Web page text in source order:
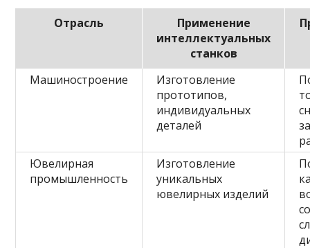
Отрасль
Применение
интеллектуальных
станков
Машиностроение
Изготовление
прототипов,
индивидуальных
деталей
Ювелирная
промышленность
Изготовление
уникальных
ювелирных изделий